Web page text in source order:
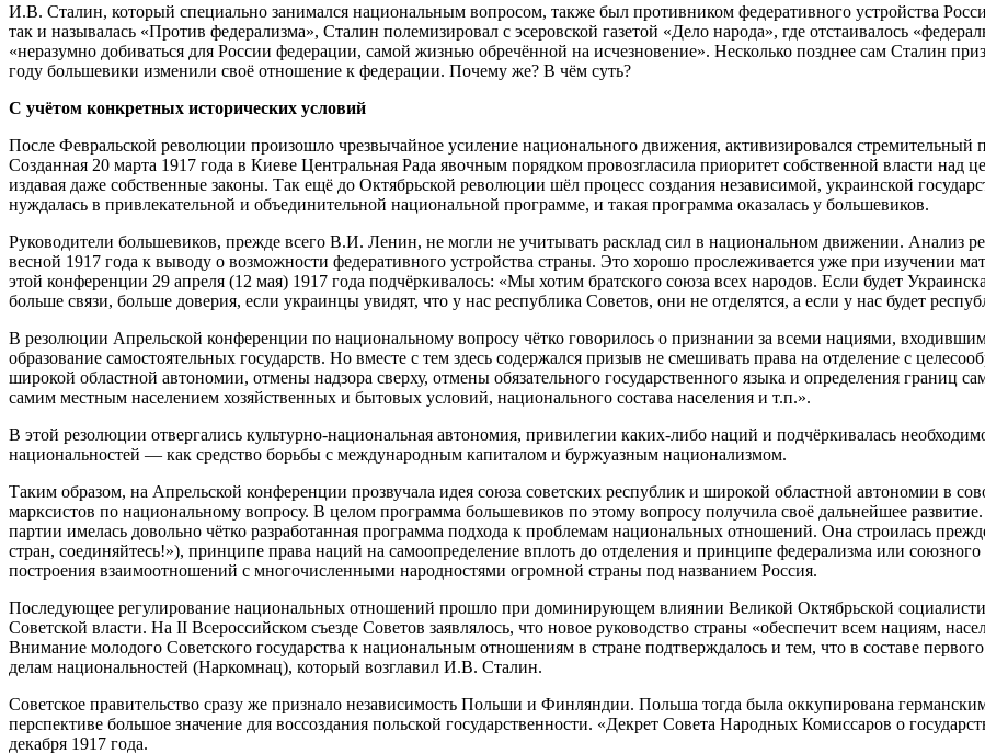
И.В. Сталин, который специально занимался национальным вопросом, также был противником федеративного устройства
так и называлась «Против федерализма», Сталин полемизировал с эсеровской газетой «Дело народа», где отстаивалось
«неразумно добиваться для России федерации, самой жизнью обречённой на исчезновение». Несколько позднее сам Сталин
году большевики изменили своё отношение к федерации. Почему же? В чём суть?
С учётом конкретных исторических условий
После Февральской революции произошло чрезвычайное усиление национального движения, активизировался стремительный
Созданная 20 марта 1917 года в Киеве Центральная Рада явочным порядком провозгласила приоритет собственной власти над
издавая даже собственные законы. Так ещё до Октябрьской революции шёл процесс создания независимой, украинской
нуждалась в привлекательной и объединительной национальной программе, и такая программа оказалась у большевиков.
Руководители большевиков, прежде всего В.И. Ленин, не могли не учитывать расклад сил в национальном движении. Анализ
весной 1917 года к выводу о возможности федеративного устройства страны. Это хорошо прослеживается уже при изучении
этой конференции 29 апреля (12 мая) 1917 года подчёркивалось: «Мы хотим братского союза всех народов. Если будет
больше связи, больше доверия, если украинцы увидят, что у нас республика Советов, они не отделятся, а если у нас будет
В резолюции Апрельской конференции по национальному вопросу чётко говорилось о признании за всеми нациями,
образование самостоятельных государств. Но вместе с тем здесь содержался призыв не смешивать права на отделение с
широкой областной автономии, отмены надзора сверху, отмены обязательного государственного языка и определения границ
самим местным населением хозяйственных и бытовых условий, национального состава населения и т.п.».
В этой резолюции отвергались культурно-национальная автономия, привилегии каких-либо наций и подчёркивалась
национальностей — как средство борьбы с международным капиталом и буржуазным национализмом.
Таким образом, на Апрельской конференции прозвучала идея союза советских республик и широкой областной автономии в
марксистов по национальному вопросу. В целом программа большевиков по этому вопросу получила своё дальнейшее
партии имелась довольно чётко разработанная программа подхода к проблемам национальных отношений. Она строилась
стран, соединяйтесь!»), принципе права наций на самоопределение вплоть до отделения и принципе федерализма или
построения взаимоотношений с многочисленными народностями огромной страны под названием Россия.
Последующее регулирование национальных отношений прошло при доминирующем влиянии Великой Октябрьской
Советской власти. На II Всероссийском съезде Советов заявлялось, что новое руководство страны «обеспечит всем нациям,
Внимание молодого Советского государства к национальным отношениям в стране подтверждалось и тем, что в составе
делам национальностей (Наркомнац), который возглавил И.В. Сталин.
Советское правительство сразу же признало независимость Польши и Финляндии. Польша тогда была оккупирована
перспективе большое значение для воссоздания польской государственности. «Декрет Совета Народных Комиссаров о
декабря 1917 года.